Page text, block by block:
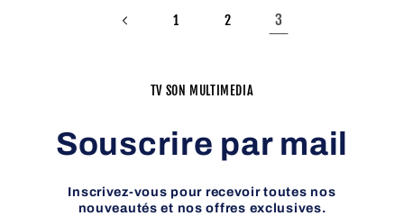
1 2 3
TV SON MULTIMEDIA
Souscrire par mail
Inscrivez-vous pour recevoir toutes nos
nouveautés et nos offres exclusives.